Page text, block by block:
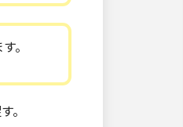
。
。